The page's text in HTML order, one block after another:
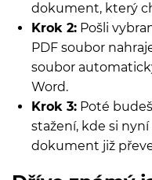
dokument, který
Krok 2: Pošli
PDF soubor
soubor
Word.
Krok 3: Poté
stažení, kde si
dokument již